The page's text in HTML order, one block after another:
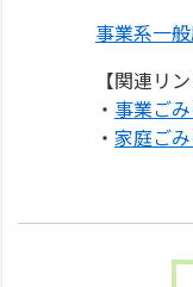
事業系一
【関連リン
・ 事業ご
・ 家庭ご